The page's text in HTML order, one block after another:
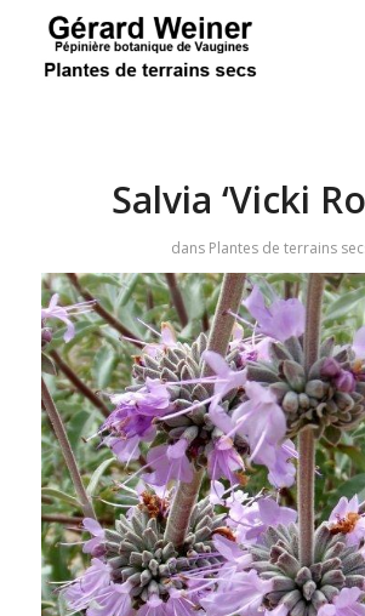
Salvia ‘Vicki
dans Plantes de terrains